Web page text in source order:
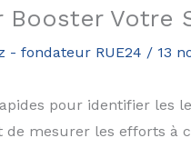
Booster Votre
- fondateur RUE24 / 13
pour identifier les
mesurer les efforts à